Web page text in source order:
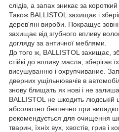
слідів, а запах зникає за короткий
Також BALLISTOL захищає і
дерев'яні вироби. Покращує
захищає від згубного впливу
догляду за античної меблями.
До того ж, BALLISTOL захищає,
стійкі до впливу масла, зберігає
висушуванню і охрупчивание.
дверних ущільнювачів в
знову блищать як нові і не
BALLISTOL не шкодить людській
абсолютно безпечно при
рекомендується для очищення
тварин, їхніх вух, хвостів, грив і